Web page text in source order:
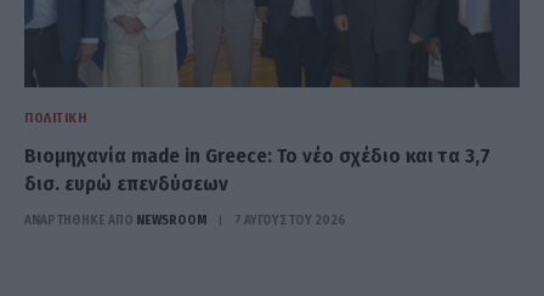
ΠΟΛΙΤΙΚΉ
Βιομηχανία made in Greece: Το νέο σχέδιο και τα 3,7
δισ. ευρώ επενδύσεων
ΑΝΑΡΤΗΘΗΚΕ ΑΠΟ NEWSROOM 7 ΑΥΓΟΎΣΤΟΥ 2026